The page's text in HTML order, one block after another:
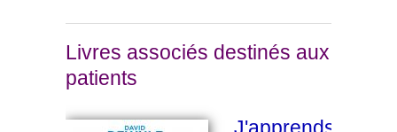
Livres associés destinés aux
patients
J'apprends